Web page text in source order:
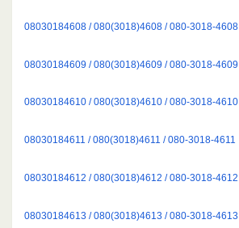
08030184608 / 080(3018)4608 / 080-3018-4608
08030184609 / 080(3018)4609 / 080-3018-4609
08030184610 / 080(3018)4610 / 080-3018-4610
08030184611 / 080(3018)4611 / 080-3018-4611
08030184612 / 080(3018)4612 / 080-3018-4612
08030184613 / 080(3018)4613 / 080-3018-4613